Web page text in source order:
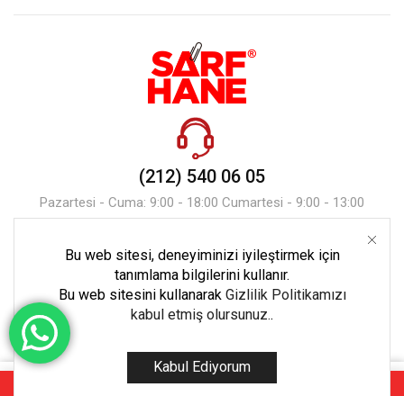
(212) 540 06 05
Pazartesi - Cuma: 9:00 - 18:00 Cumartesi - 9:00 - 13:00
Mesaj Gönder
Copyright © 2023 Tüm Hakları Ekoset Bilişim’e Aittir.
Bu web sitesi, deneyiminizi iyileştirmek için
tanımlama bilgilerini kullanır.
Bu web sitesini kullanarak Gizlilik Politikamızı
kabul etmiş olursunuz..
Kabul Ediyorum